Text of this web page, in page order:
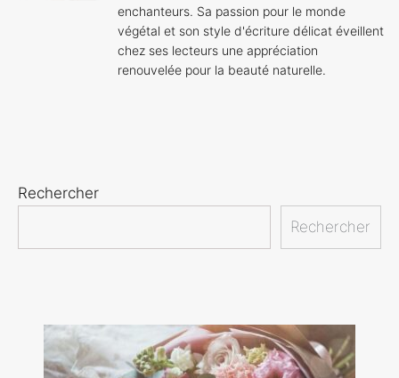
enchanteurs. Sa passion pour le monde
végétal et son style d'écriture délicat éveillent
chez ses lecteurs une appréciation
renouvelée pour la beauté naturelle.
Rechercher
Rechercher